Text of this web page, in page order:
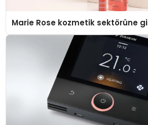
Marie Rose kozmetik sektörüne